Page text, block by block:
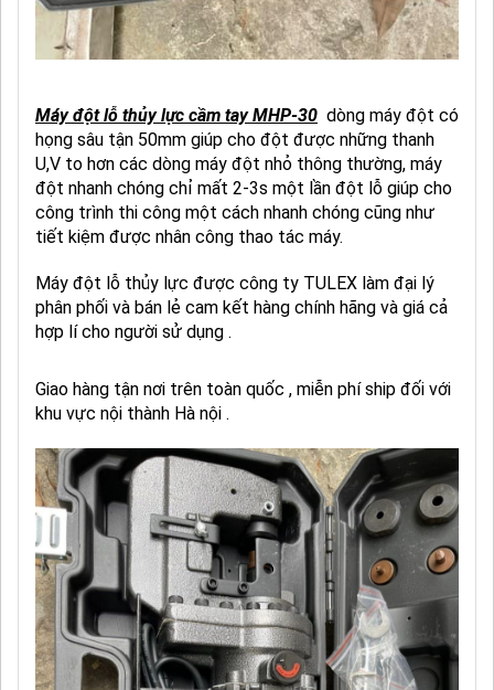
Máy đột lỗ thủy lực cầm tay MHP-30 dòng máy đột có
họng sâu tận 50mm giúp cho đột được những thanh
U,V to hơn các dòng máy đột nhỏ thông thường, máy
đột nhanh chóng chỉ mất 2-3s một lần đột lỗ giúp cho
công trình thi công một cách nhanh chóng cũng như
tiết kiệm được nhân công thao tác máy.
Máy đột lỗ thủy lực được công ty TULEX làm đại lý
phân phối và bán lẻ cam kết hàng chính hãng và giá cả
hợp lí cho người sử dụng .
Giao hàng tận nơi trên toàn quốc , miễn phí ship đối với
khu vực nội thành Hà nội .